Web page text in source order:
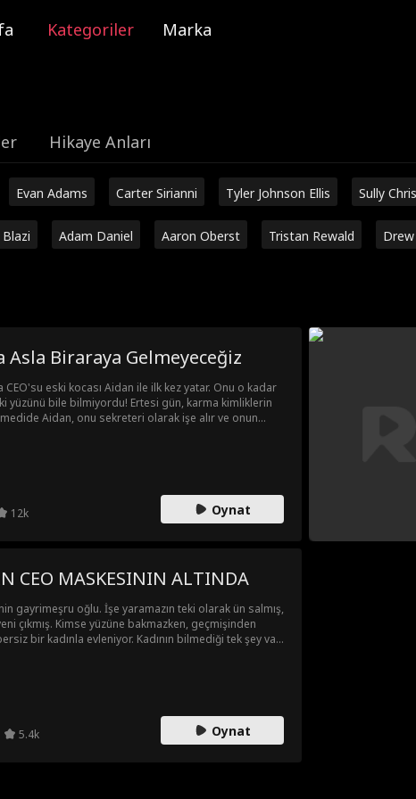
Kategoriler Marka
Hikaye Anları
Evan Adams Carter Sirianni Tyler Johnson Ellis Sully
Adam Daniel Aaron Oberst Tristan Rewald
Asla Biraraya Gelmeyeceğiz
CEO'su eski kocası Aidan ile ilk kez yatar. Onu o kadar
yüzünü bile bilmiyordu! Ertesi gün, karma kimliklerin
Aidan, onu sekreteri olarak işe alır ve onun
12k Oynat
CEO MASKESININ ALTINDA
gayrimeşru oğlu. İşe yaramazın teki olarak ün salmış,
çıkmış. Kimse yüzüne bakmazken, geçmişinden
bir kadınla evleniyor. Kadının bilmediği tek şey var:
5.4k Oynat